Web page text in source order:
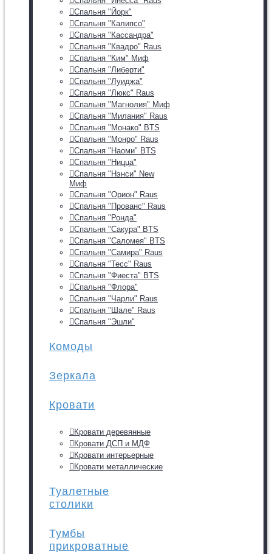
Спальня "Йорк"
Спальня "Калипсо"
Спальня "Кассандра"
Спальня "Квадро" Raus
Спальня "Ким" Миф
Спальня "Либерти"
Спальня "Луиджа"
Спальня "Люкс" Raus
Спальня "Магнолия" Миф
Спальня "Милания" Raus
Спальня "Монако" BTS
Спальня "Монро" Raus
Спальня "Наоми" BTS
Спальня "Ницца"
Спальня "Нэнси" New
Миф
Спальня "Орион" Raus
Спальня "Прованс" Raus
Спальня "Ронда"
Спальня "Сакура" BTS
Спальня "Саломея" BTS
Спальня "Самира" Raus
Спальня "Тесс" Raus
Спальня "Фиеста" BTS
Спальня "Флора"
Спальня "Чарли" Raus
Спальня "Шале" Raus
Спальня "Эшли"
Комоды
Зеркала
Кровати
Кровати деревянные
Кровати ДСП и МДФ
Кровати интерьерные
Кровати металлические
Туалетные
столики
Тумбы
прикроватные